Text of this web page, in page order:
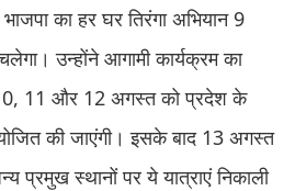
का हर घर तिरंगा अभियान 9
उन्होंने आगामी कार्यक्रम का
10, 11 और 12 अगस्त को प्रदेश के
की जाएंगी। इसके बाद 13 अगस्त
प्रमुख स्थानों पर ये यात्राएं निकाली